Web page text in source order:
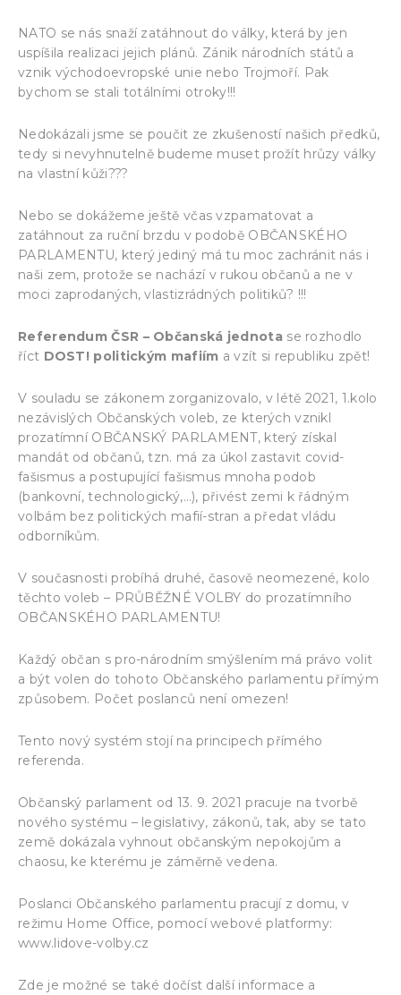
NATO se nás snaží zatáhnout do války, která by jen
uspíšila realizaci jejich plánů. Zánik národních států a
vznik východoevropské unie nebo Trojmoří. Pak
bychom se stali totálními otroky!!!
Nedokázali jsme se poučit ze zkušeností našich předků,
tedy si nevyhnutelně budeme muset prožít hrůzy války
na vlastní kůži???
Nebo se dokážeme ještě včas vzpamatovat a
zatáhnout za ruční brzdu v podobě OBČANSKÉHO
PARLAMENTU, který jediný má tu moc zachránit nás i
naši zem, protože se nachází v rukou občanů a ne v
moci zaprodaných, vlastizrádných politiků? !!!
Referendum ČSR – Občanská jednotase rozhodlo
říct DOST! politickým mafiím a vzít si republiku zpět!
V souladu se zákonem zorganizovalo, v létě 2021, 1.kolo
nezávislých Občanských voleb, ze kterých vznikl
prozatímní OBČANSKÝ PARLAMENT, který získal
mandát od občanů, tzn. má za úkol zastavit covid-
fašismus a postupující fašismus mnoha podob
(bankovní, technologický,…), přivést zemi k řádným
volbám bez politických mafií-stran a předat vládu
odborníkům.
V současnosti probíhá druhé, časově neomezené, kolo
těchto voleb – PRŮBĚŽNÉ VOLBY do prozatímního
OBČANSKÉHO PARLAMENTU!
Každý občan s pro-národním smýšlením má právo volit
a být volen do tohoto Občanského parlamentu přímým
způsobem. Počet poslanců není omezen!
Tento nový systém stojí na principech přímého
referenda.
Občanský parlament od 13. 9. 2021 pracuje na tvorbě
nového systému – legislativy, zákonů, tak, aby se tato
země dokázala vyhnout občanským nepokojům a
chaosu, ke kterému je záměrně vedena.
Poslanci Občanského parlamentu pracují z domu, v
režimu Home Office, pomocí webové platformy:
www.lidove-volby.cz
Zde je možné se také dočíst další informace a